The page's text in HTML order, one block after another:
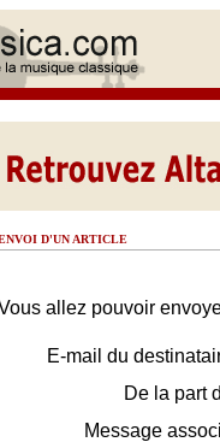
D'UN ARTICLE
allez pouvoir
E-mail du
De la part
Message